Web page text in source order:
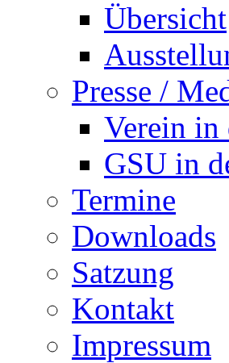
Übersicht
Presse /
Verein in
GSU in
Termine
Downloads
Satzung
Kontakt
Impressum